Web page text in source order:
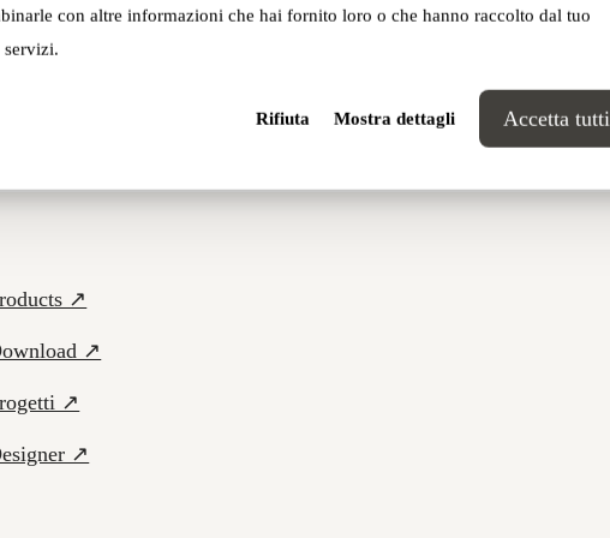
con altre informazioni che hai fornito loro o che hanno raccolto dal tuo
Rifiuta Mostra dettagli Accetta tutti
↗
↗
↗
↗